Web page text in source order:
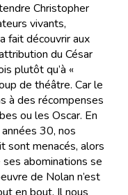
Christopher
vivants,
fait découvrir aux
du César
plutôt qu’à «
de théâtre. Car le
à des récompenses
ou les Oscar. En
30, nos
sont menacés, alors
abominations se
de Nolan n’est